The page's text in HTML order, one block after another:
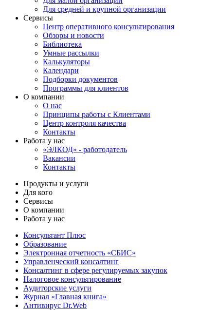
Для средней и крупной организации
Сервисы
Центр оперативного консультирования
Обзоры и новости
Библиотека
Умные рассылки
Калькуляторы
Календари
Подборки документов
Программы для клиентов
О компании
О нас
Принципы работы с Клиентами
Центр контроля качества
Контакты
Работа у нас
«ЭЛКОД» - работодатель
Вакансии
Контакты
Продукты и услуги
Для кого
Сервисы
О компании
Работа у нас
Консультант Плюс
Образование
Электронная отчетность «СБИС»
Управленческий консалтинг
Консалтинг в сфере регулируемых закупок
Налоговое консультирование
Аудиторские услуги
Журнал «Главная книга»
Антивирус Dr.Web